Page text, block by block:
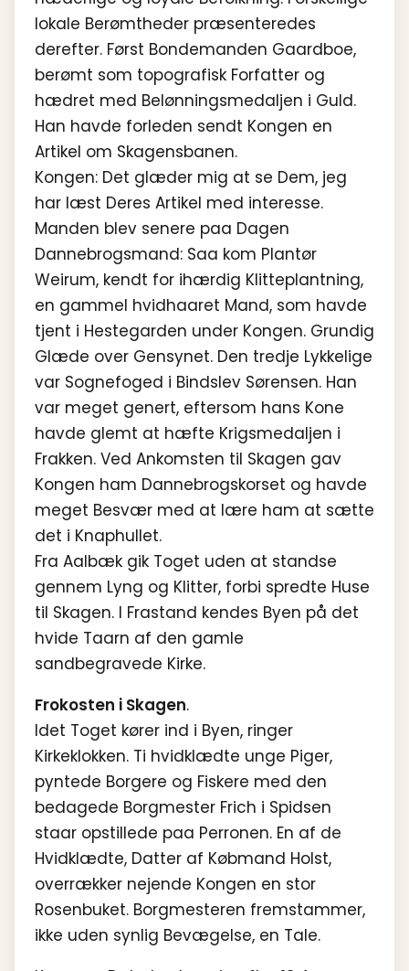
lokale Berømtheder præsenteredes
derefter. Først Bondemanden Gaardboe,
berømt som topografisk Forfatter og
hædret med Belønningsmedaljen i Guld.
Han havde forleden sendt Kongen en
Artikel om Skagensbanen.
Kongen: Det glæder mig at se Dem, jeg
har læst Deres Artikel med interesse.
Manden blev senere paa Dagen
Dannebrogsmand: Saa kom Plantør
Weirum, kendt for ihærdig Klitteplantning,
en gammel hvidhaaret Mand, som havde
tjent i Hestegarden under Kongen. Grundig
Glæde over Gensynet. Den tredje Lykkelige
var Sognefoged i Bindslev Sørensen. Han
var meget genert, eftersom hans Kone
havde glemt at hæfte Krigsmedaljen i
Frakken. Ved Ankomsten til Skagen gav
Kongen ham Dannebrogskorset og havde
meget Besvær med at lære ham at sætte
det i Knaphullet.
Fra Aalbæk gik Toget uden at standse
gennem Lyng og Klitter, forbi spredte Huse
til Skagen. I Frastand kendes Byen på det
hvide Taarn af den gamle
sandbegravede Kirke.
Frokosten i Skagen.
Idet Toget kører ind i Byen, ringer
Kirkeklokken. Ti hvidklædte unge Piger,
pyntede Borgere og Fiskere med den
bedagede Borgmester Frich i Spidsen
staar opstillede paa Perronen. En af de
Hvidklædte, Datter af Købmand Holst,
overrækker nejende Kongen en stor
Rosenbuket. Borgmesteren fremstammer,
ikke uden synlig Bevægelse, en Tale.